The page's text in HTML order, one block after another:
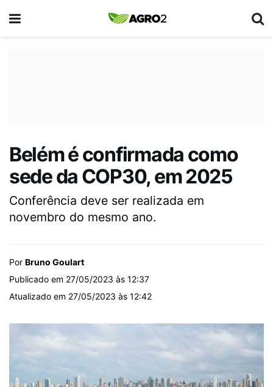
Belém é confirmada como
sede da COP30, em 2025
Conferência deve ser realizada em
novembro do mesmo ano.
Por Bruno Goulart
Publicado em 27/05/2023 às 12:37
Atualizado em 27/05/2023 às 12:42